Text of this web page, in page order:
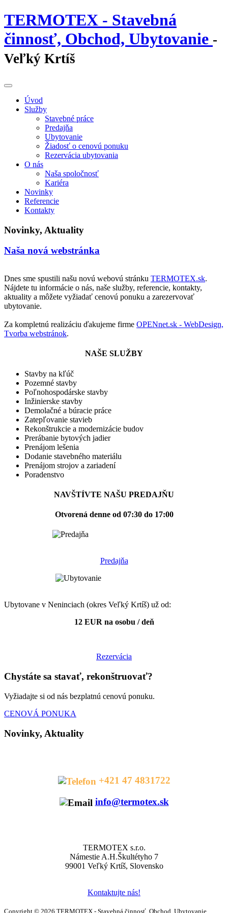
TERMOTEX - Stavebná
činnosť, Obchod, Ubytovanie -
Veľký Krtíš
Úvod
Služby
Stavebné práce
Predajňa
Ubytovanie
Žiadosť o cenovú ponuku
Rezervácia ubytovania
O nás
Naša spoločnosť
Kariéra
Novinky
Referencie
Kontakty
Novinky, Aktuality
Naša nová webstránka
Dnes sme spustili našu novú webovú stránku TERMOTEX.sk.
Nájdete tu informácie o nás, naše služby, referencie, kontakty,
aktuality a môžete vyžiadať cenovú ponuku a zarezervovať
ubytovanie.
Za kompletnú realizáciu ďakujeme firme OPENnet.sk - WebDesign,
Tvorba webstránok.
NAŠE SLUŽBY
Stavby na kľúč
Pozemné stavby
Poľnohospodárske stavby
Inžinierske stavby
Demolačné a búracie práce
Zatepľovanie stavieb
Rekonštrukcie a modernizácie budov
Prerábanie bytových jadier
Prenájom lešenia
Dodanie stavebného materiálu
Prenájom strojov a zariadení
Poradenstvo
NAVŠTÍVTE NAŠU PREDAJŇU
Otvorená denne od 07:30 do 17:00
Predajňa
Ubytovane v Neninciach (okres Veľký Krtíš) už od:
12 EUR na osobu / deň
Rezervácia
Chystáte sa stavať, rekonštruovať?
Vyžiadajte si od nás bezplatnú cenovú ponuku.
CENOVÁ PONUKA
Novinky, Aktuality
+421 47 4831722
info@termotex.sk
TERMOTEX s.r.o.
Námestie A.H.Škultétyho 7
99001 Veľký Krtíš, Slovensko
Kontaktujte nás!
Copyright © 2026 TERMOTEX - Stavebná činnosť, Obchod, Ubytovanie.